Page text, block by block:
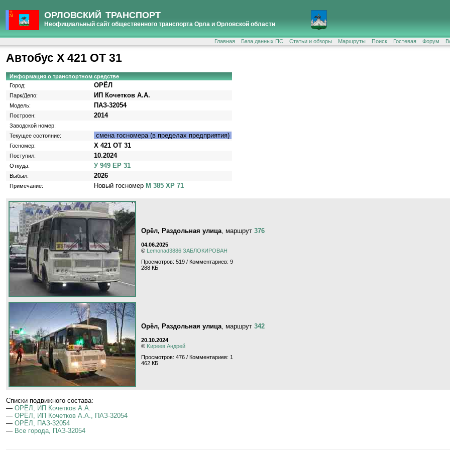
ОРЛОВСКИЙ ТРАНСПОРТ
Неофициальный сайт общественного транспорта Орла и Орловской области
Главная База данных ПС Статьи и обзоры Маршруты Поиск Гостевая Форум
Автобус Х 421 ОТ 31
Информация о транспортном средстве
Город:
ОРЁЛ
Парк/Депо: ИП Кочетков А.А.
Модель: ПАЗ-32054
Построен: 2014
Заводской номер:
Текущее состояние:
смена госномера (в пределах предприятия)
Госномер: Х 421 ОТ 31
Поступил: 10.2024
Откуда: У 949 ЕР 31
Выбыл: 2026
Примечание: Новый госномер М 385 ХР 71
Орёл, Раздольная улица, маршрут 376
04.06.2025
© Lemonad3886 ЗАБЛОКИРОВАН
Просмотров: 519 / Комментариев: 9
288 КБ
Орёл, Раздольная улица, маршрут 342
20.10.2024
© Kиpeeв Aндpeй
Просмотров: 476 / Комментариев: 1
462 КБ
Cписки подвижного состава:
— ОРЁЛ, ИП Кочетков А.А.
— ОРЁЛ, ИП Кочетков А.А., ПАЗ-32054
— ОРЁЛ, ПАЗ-32054
— Все города, ПАЗ-32054